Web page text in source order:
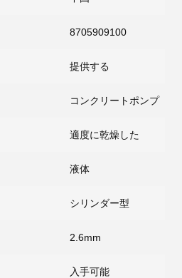
8705909100
提供する
コンクリートポンプ
適度に乾燥した
液体
シリンダー型
2.6mm
入手可能